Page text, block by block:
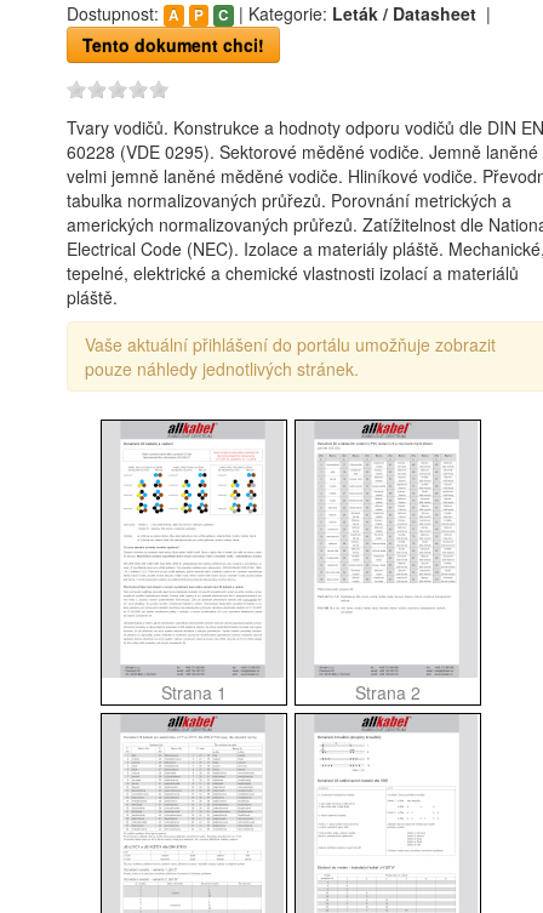
Dostupnost: A P C | Kategorie: Leták / Datasheet|
Tento dokument chci!
Tvary vodičů. Konstrukce a hodnoty odporu vodičů dle DIN EN
60228 (VDE 0295). Sektorové měděné vodiče. Jemně laněné
velmi jemně laněné měděné vodiče. Hliníkové vodiče.
tabulka normalizovaných průřezů. Porovnání metrických a
amerických normalizovaných průřezů. Zatížitelnost dle
Electrical Code (NEC). Izolace a materiály pláště.
tepelné, elektrické a chemické vlastnosti izolací a materiálů
pláště.
Vaše aktuální přihlášení do portálu umožňuje zobrazit
pouze náhledy jednotlivých stránek.
Strana 1 Strana 2